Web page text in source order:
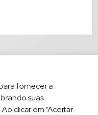
fornecer a
suas
clicar em “Aceitar